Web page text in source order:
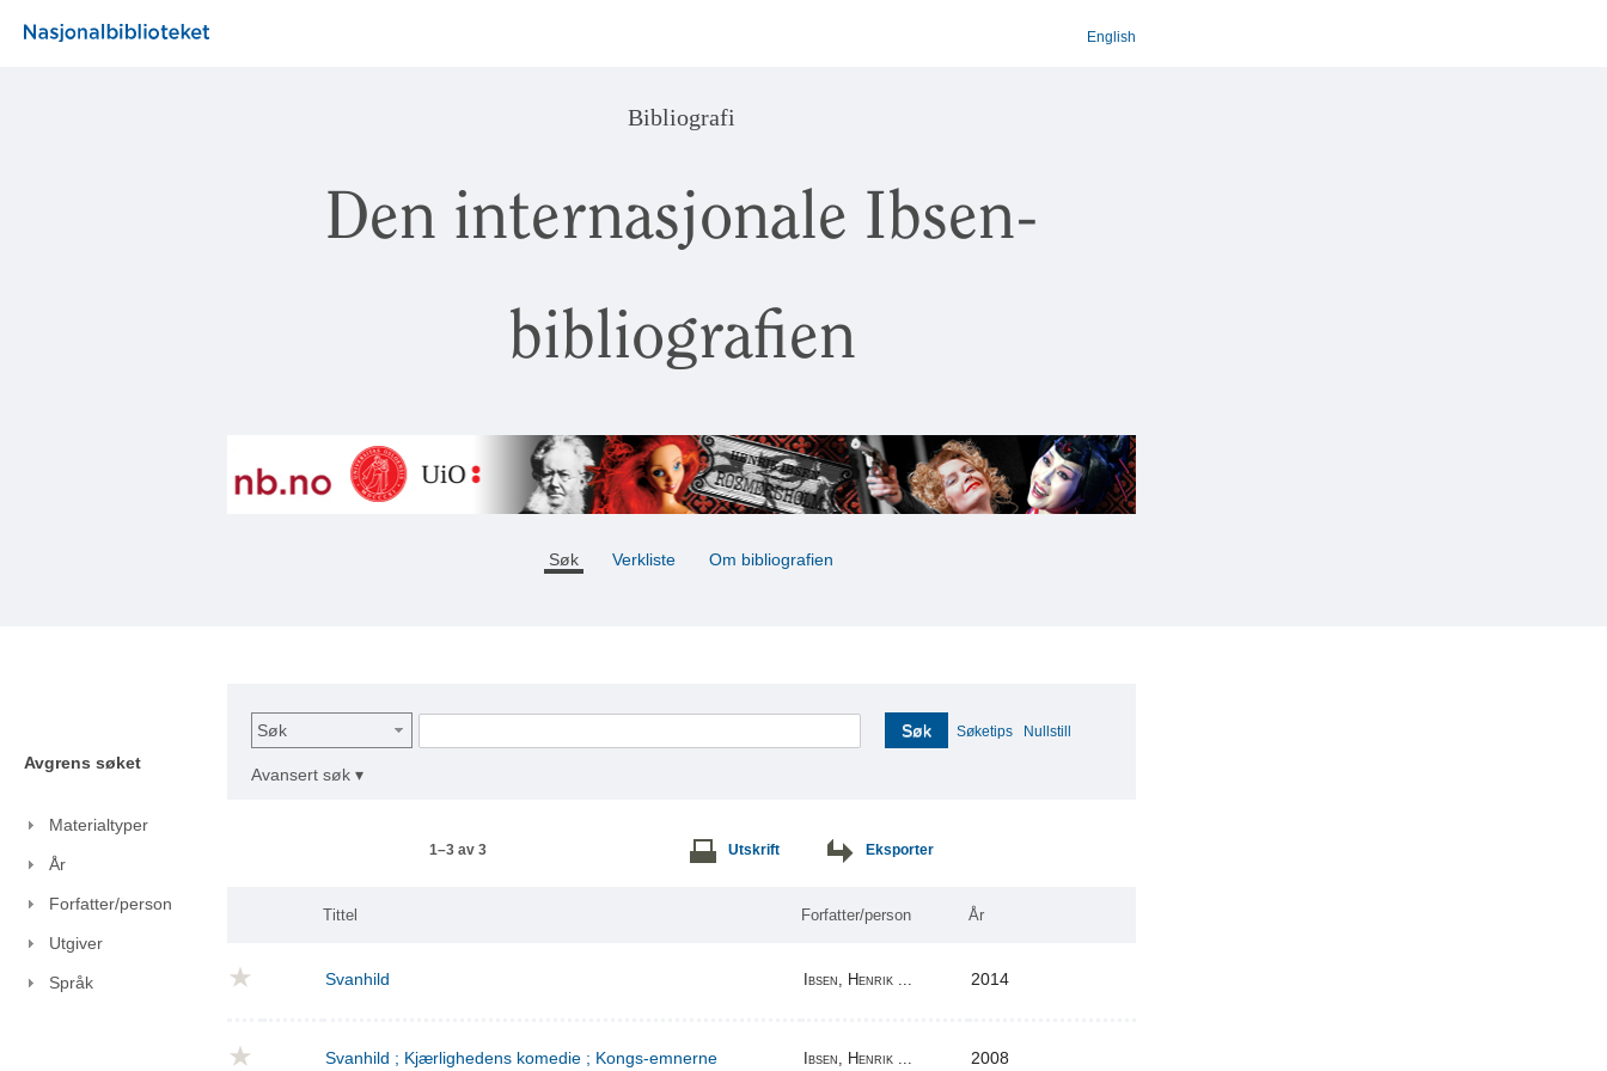
English
Bibliografi
Den internasjonale Ibsen-
bibliografien
Søk Verkliste Om bibliografien
Avgrens søket
Materialtyper
År
Forfatter/person
Utgiver
Språk
Søk Søk Søketips Nullstill
Avansert søk ▾
1–3 av 3 Utskrift Eksporter
Tittel Forfatter/person År
Svanhild Ibsen, Henrik ... 2014
Svanhild ; Kjærlighedens komedie ; Kongs-emnerne Ibsen, Henrik ... 2008